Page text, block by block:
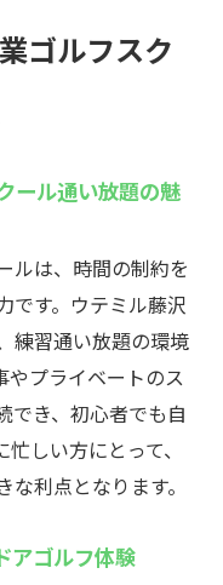
ルフ練習が可能
パ抜群の練習環
湘南のゴルフラ
習場
スクールで基礎
ゴルフデビュー
のインドアゴル
とインドアゴル
ゴルフスク
ール通い放題の魅
ルは、時間の制約を
です。ウテミル藤沢
練習通い放題の環境
やプライベートのス
でき、初心者でも自
しい方にとって、
利点となります。
アゴルフ体験